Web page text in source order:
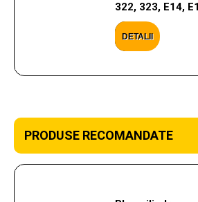
322, 323, E14,
DETALII
PRODUSE RECOMANDATE